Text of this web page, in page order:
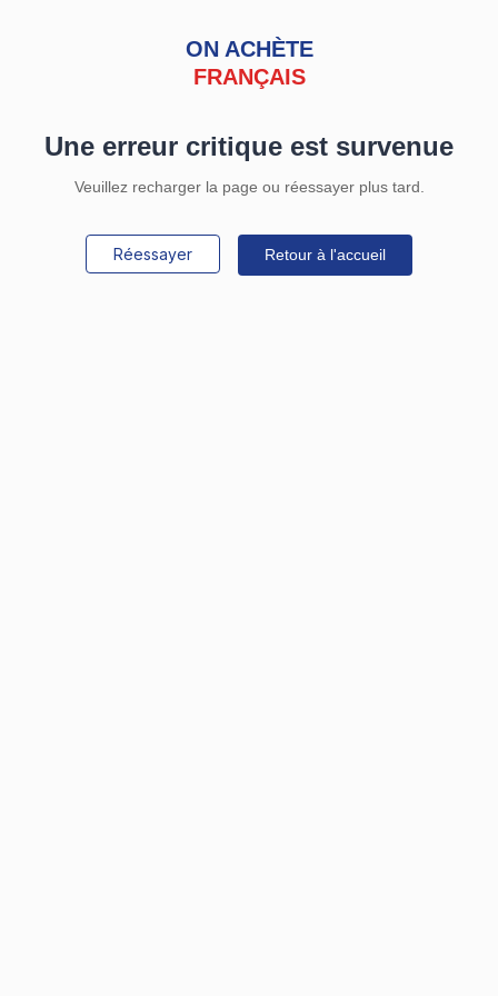
ON ACHÈTE
FRANÇAIS
Une erreur critique est survenue
Veuillez recharger la page ou réessayer plus tard.
Réessayer Retour à l'accueil